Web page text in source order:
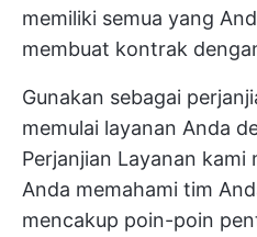
memiliki semua yang
membuat kontrak
Gunakan sebagai
memulai layanan Anda
Perjanjian Layanan
Anda memahami tim
mencakup poin-poin